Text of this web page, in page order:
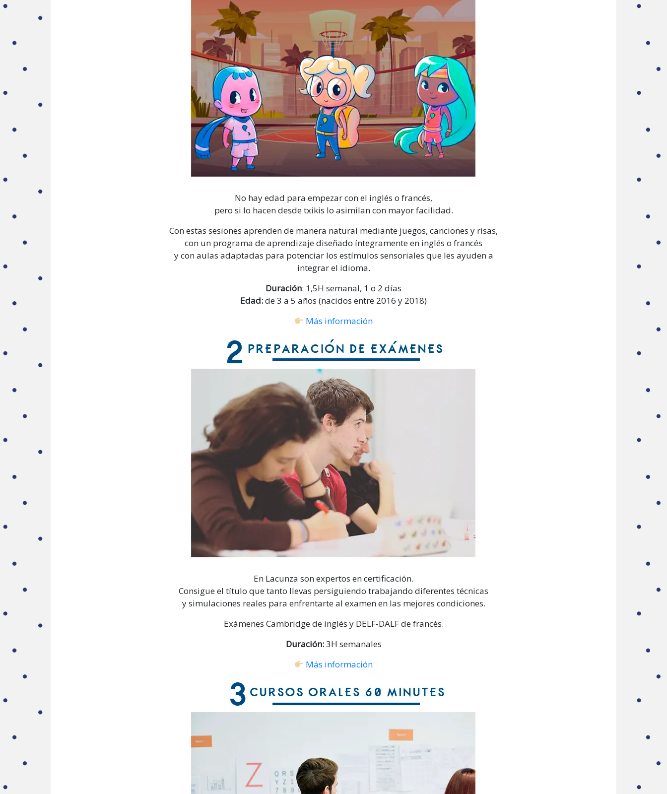
No hay edad para empezar con el inglés o francés,
pero si lo hacen desde txikis lo asimilan con mayor facilidad.
Con estas sesiones aprenden de manera natural mediante juegos, canciones y risas,
con un programa de aprendizaje diseñado íntegramente en inglés o francés
y con aulas adaptadas para potenciar los estímulos sensoriales que les ayuden a
integrar el idioma.
Duración: 1,5H semanal, 1 o 2 días
Edad:de 3 a 5 años (nacidos entre 2016 y 2018)
Más información
En Lacunza son expertos en certificación.
Consigue el título que tanto llevas persiguiendo trabajando diferentes técnicas
y simulaciones reales para enfrentarte al examen en las mejores condiciones.
Exámenes Cambridge de inglés y DELF-DALF de francés.
Duración:3H semanales
Más información